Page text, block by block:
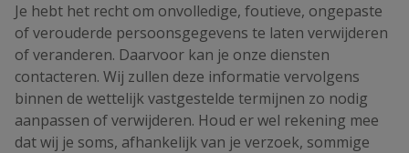
Je hebt het recht om onvolledige, foutieve, ongepaste
of verouderde persoonsgegevens te laten verwijderen
of veranderen. Daarvoor kan je onze diensten
contacteren. Wij zullen deze informatie vervolgens
binnen de wettelijk vastgestelde termijnen zo nodig
aanpassen of verwijderen. Houd er wel rekening mee
dat wij je soms, afhankelijk van je verzoek, sommige